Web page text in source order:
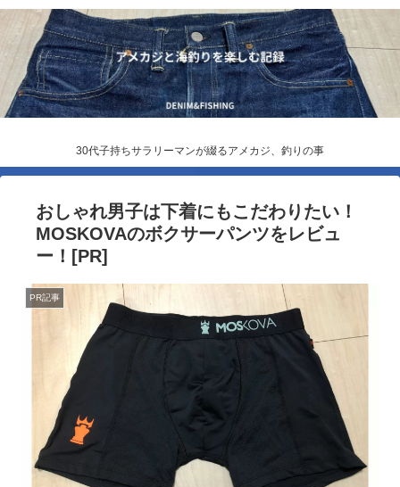
30代子持ちサラリーマンが綴るアメカジ、釣りの事
おしゃれ男子は下着にもこだわりたい！
MOSKOVAのボクサーパンツをレビュ
ー！[PR]
PR記事